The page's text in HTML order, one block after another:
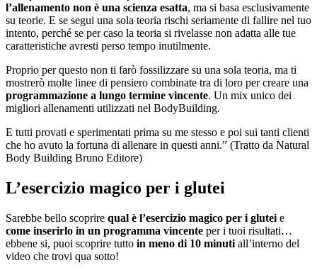
l’allenamento non è una scienza esatta, ma si basa esclusivamente
su teorie. E se segui una sola teoria rischi seriamente di fallire nel tuo
intento, perché se per caso la teoria si rivelasse non adatta alle tue
caratteristiche avresti perso tempo inutilmente.
Proprio per questo non ti farò fossilizzare su una sola teoria, ma ti
mostrerò molte linee di pensiero combinate tra di loro per creare una
programmazione a lungo termine vincente. Un mix unico dei
migliori allenamenti utilizzati nel BodyBuilding.
E tutti provati e sperimentati prima su me stesso e poi sui tanti clienti
che ho avuto la fortuna di allenare in questi anni.” (Tratto da Natural
Body Building Bruno Editore)
L’esercizio magico per i glutei
Sarebbe bello scoprire qual è l’esercizio magico per i glutei e
come inserirlo in un programma vincente per i tuoi risultati…
ebbene si, puoi scoprire tutto in meno di 10 minuti all’interno del
video che trovi qua sotto!